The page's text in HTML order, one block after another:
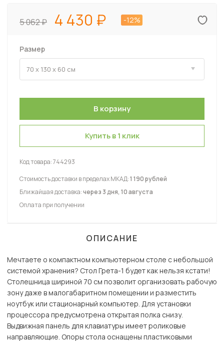
5 062 4 430 -12%
Размер
Купить в 1 клик
Код товара:744293
Стоимость доставки в пределах МКАД:1 190 рублей
Ближайшая доставка:через 3 дня, 10 августа
Оплата при получении
ОПИСАНИЕ
Мечтаете о компактном компьютерном столе с небольшой
системой хранения? Стол Грета-1 будет как нельзя кстати!
Столешница шириной 70 см позволит организовать рабочую
зону даже в малогабаритном помещении и разместить
ноутбук или стационарный компьютер. Для установки
процессора предусмотрена открытая полка снизу.
Выдвижная панель для клавиатуры имеет роликовые
направляющие. Опоры стола оснащены пластиковыми